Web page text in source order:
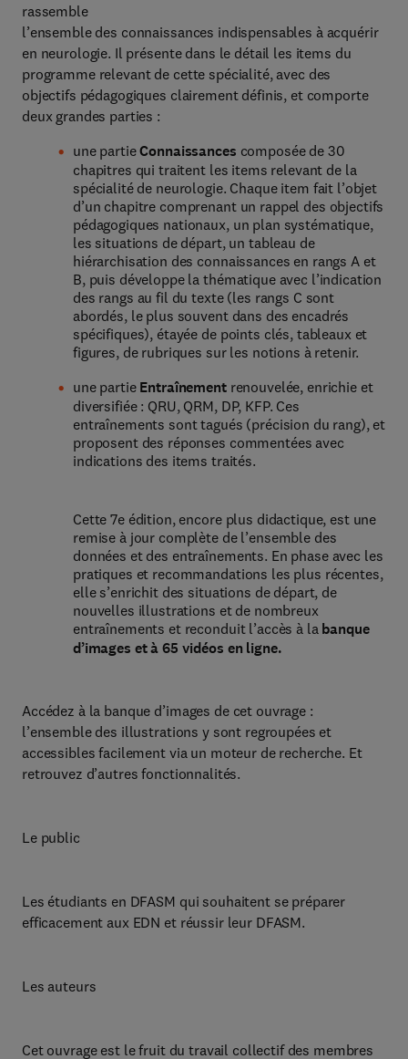
rassemble
l’ensemble des connaissances indispensables à acquérir
en neurologie. Il présente dans le détail les items du
programme relevant de cette spécialité, avec des
objectifs pédagogiques clairement définis, et comporte
deux grandes parties :
une partieConnaissances composée de 30
chapitres qui traitent les items relevant de la
spécialité de neurologie. Chaque item fait l’objet
d’un chapitre comprenant un rappel des objectifs
pédagogiques nationaux, un plan systématique,
les situations de départ, un tableau de
hiérarchisation des connaissances en rangs A et
B, puis développe la thématique avec l’indication
des rangs au fil du texte (les rangs C sont
abordés, le plus souvent dans des encadrés
spécifiques), étayée de points clés, tableaux et
figures, de rubriques sur les notions à retenir.
une partie Entraînementrenouvelée, enrichie et
diversifiée : QRU, QRM, DP, KFP. Ces
entraînements sont tagués (précision du rang), et
proposent des réponses commentées avec
indications des items traités.
Cette 7e édition, encore plus didactique, est une
remise à jour complète de l’ensemble des
données et des entraînements. En phase avec les
pratiques et recommandations les plus récentes,
elle s’enrichit des situations de départ, de
nouvelles illustrations et de nombreux
entraînements et reconduit l’accès à la banque
d’images et à 65 vidéos en ligne.
Accédez à la banque d’images de cet ouvrage :
l’ensemble des illustrations y sont regroupées et
accessibles facilement via un moteur de recherche. Et
retrouvez d’autres fonctionnalités.
Le public
Les étudiants en DFASM qui souhaitent se préparer
efficacement aux EDN et réussir leur DFASM.
Les auteurs
Cet ouvrage est le fruit du travail collectif des membres